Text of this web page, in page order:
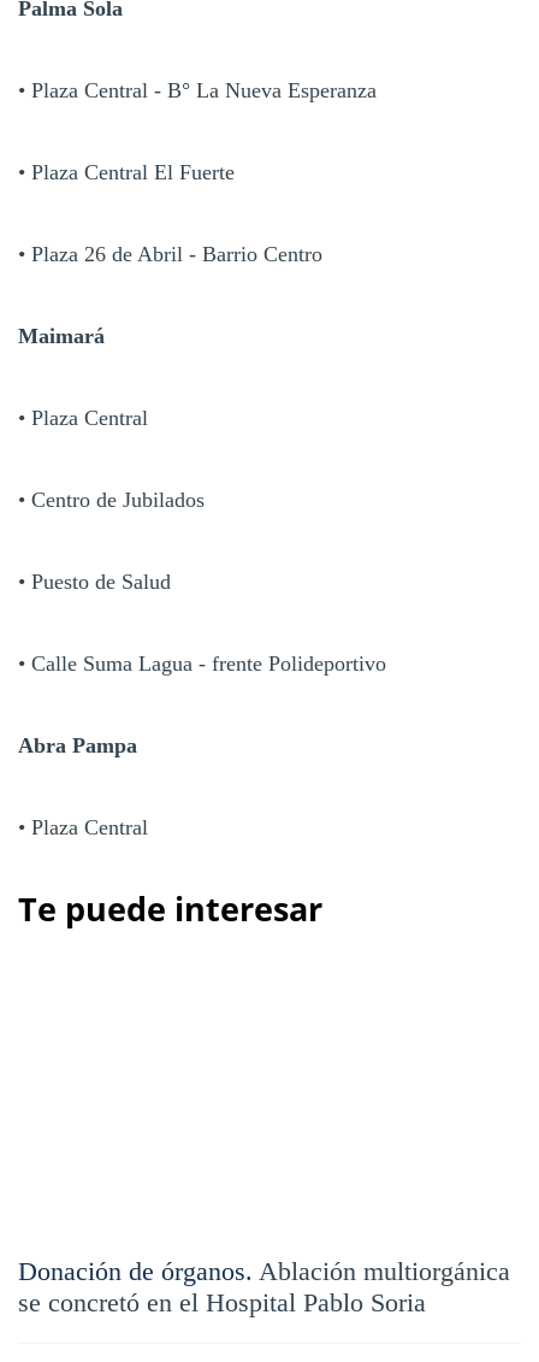
Palma Sola
• Plaza Central - B° La Nueva Esperanza
• Plaza Central El Fuerte
• Plaza 26 de Abril - Barrio Centro
Maimará
• Plaza Central
• Centro de Jubilados
• Puesto de Salud
• Calle Suma Lagua - frente Polideportivo
Abra Pampa
• Plaza Central
Te puede interesar
Donación de órganos. Ablación multiorgánica
se concretó en el Hospital Pablo Soria